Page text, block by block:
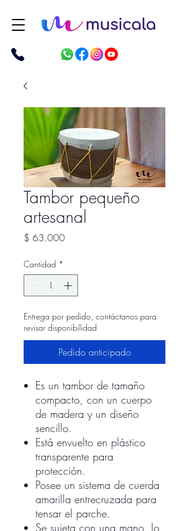
Tambor pequeño
artesanal
$ 63.000Precio
Cantidad *
Entrega por pedido, contáctanos para
revisar disponibilidad
Pedido anticipado
Es un tambor de tamaño
compacto, con un cuerpo
de madera y un diseño
sencillo.
Está envuelto en plástico
transparente para
protección.
Posee un sistema de cuerda
amarilla entrecruzada para
tensar el parche.
Se sujeta con una mano, lo